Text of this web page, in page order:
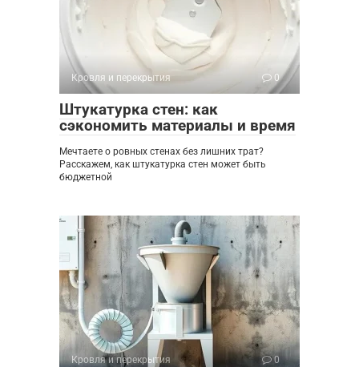
Кровля и перекрытия 0
Штукатурка стен: как
сэкономить материалы и время
Мечтаете о ровных стенах без лишних трат?
Расскажем, как штукатурка стен может быть
бюджетной
Кровля и перекрытия 0